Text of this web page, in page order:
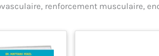
renforcement musculaire,